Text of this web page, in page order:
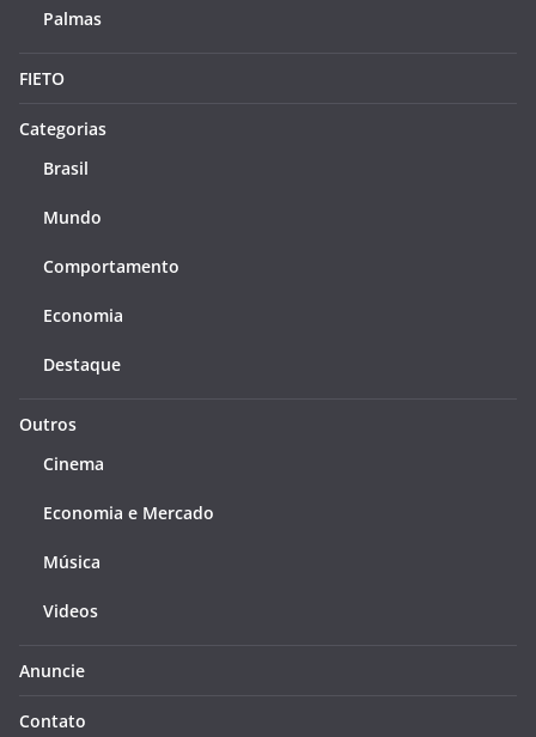
Palmas
FIETO
Categorias
Brasil
Mundo
Comportamento
Economia
Destaque
Outros
Cinema
Economia e Mercado
Música
Videos
Anuncie
Contato